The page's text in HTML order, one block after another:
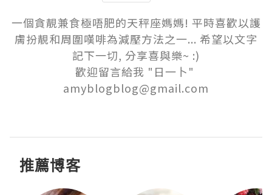
一個貪靚兼食極唔肥的天秤座媽媽! 平時喜歡以護
膚扮靚和周圍嘆啡為減壓方法之一... 希望以文字
記下一切, 分享喜與樂~ :)
歡迎留言給我 "日一卜"
amyblogblog@gmail.com
推薦博客